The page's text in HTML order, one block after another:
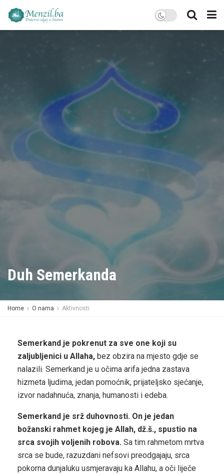
Duh Semerkanda
Home O nama Aktivnosti
Semerkand je pokrenut za sve one koji su
zaljubljenici u Allaha, bez obzira na mjesto gdje se
nalazili. Semerkand je u očima arifa jedna zastava
hizmeta ljudima, jedan pomoćnik, prijateljsko sjećanje,
izvor nadahnuća, znanja, humanosti i edeba.
Semerkand je srž duhovnosti. On je jedan
božanski rahmet kojeg je Allah, dž.š., spustio na
srca svojih voljenih robova. Sa tim rahmetom mrtva
srca se bude, razuzdani nefsovi preodgajaju, srca
pokorna dunjaluku usmjeravaju ka Allahu, a oči liječe